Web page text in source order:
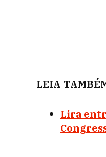
LEIA
Lira